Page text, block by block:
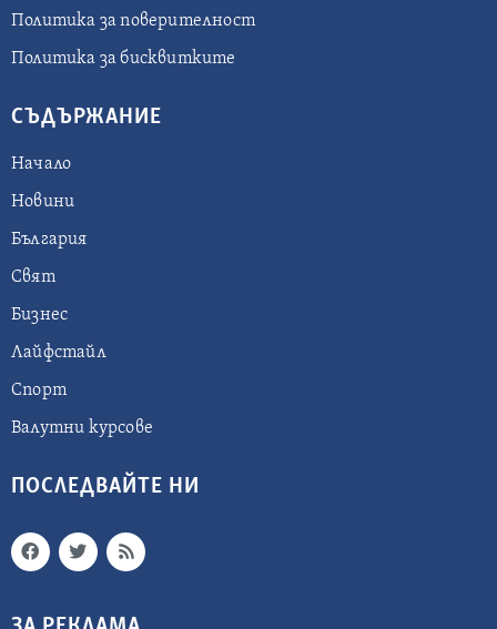
Политика за поверителност
Политика за бисквитките
СЪДЪРЖАНИЕ
Начало
Новини
България
Свят
Бизнес
Лайфстайл
Спорт
Валутни курсове
ПОСЛЕДВАЙТЕ НИ